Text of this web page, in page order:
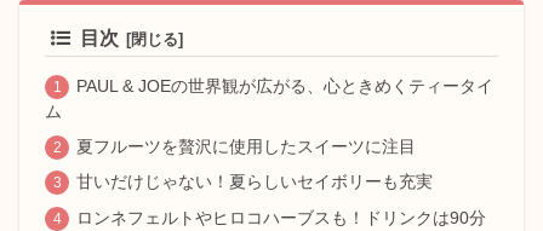
目次
PAUL & JOEの世界観が広がる、心ときめくティータイ
ム
夏フルーツを贅沢に使用したスイーツに注目
甘いだけじゃない！夏らしいセイボリーも充実
ロンネフェルトやヒロコハーブスも！ドリンクは90分